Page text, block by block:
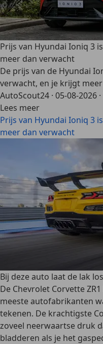
Prijs van Hyundai Ioniq 3
meer dan verwacht
De prijs van de Hyundai
verwacht, en je krijgt meer
AutoScout24 · 05-08-2026 ·
Lees meer
Prijs van Hyundai Ioniq 3
meer dan verwacht
Bij deze auto laat de lak
De Chevrolet Corvette
meeste autofabrikanten
tekenen. De krachtigste
zoveel neerwaartse druk
bladderen als je het